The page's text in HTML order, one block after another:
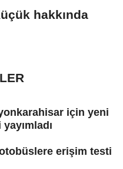
hakkında
için yeni
erişim testi